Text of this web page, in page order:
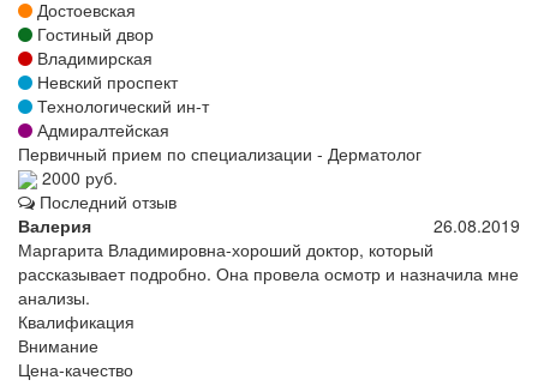
Достоевская
Гостиный двор
Владимирская
Невский проспект
Технологический ин-т
Адмиралтейская
Первичный прием по специализации - Дерматолог
2000 руб.
Последний отзыв
Валерия
26.08.2019
Маргарита Владимировна-хороший доктор, который
рассказывает подробно. Она провела осмотр и назначила мне
анализы.
Квалификация
Внимание
Цена-качество